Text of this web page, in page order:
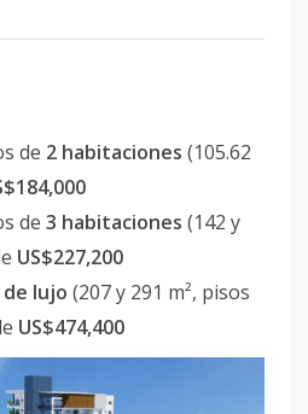
de 2 habitaciones (105.62
de 3 habitaciones (142 y
US$227,200
lujo (207 y 291 m², pisos
US$474,400